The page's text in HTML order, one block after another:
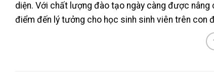
diện. Với chất lượng đào tạo ngày càng được
điểm đến lý tưởng cho học sinh sinh viên trên con